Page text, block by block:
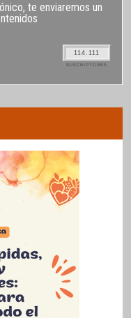
te enviaremos un
114.111
SUSCRIPTORES